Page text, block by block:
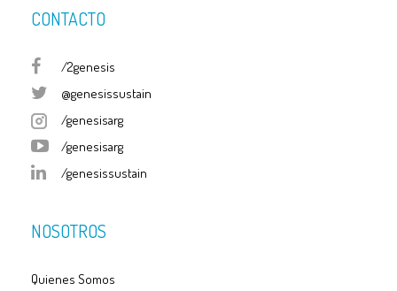
CONTACTO
/2genesis
@genesissustain
/genesisarg
/genesisarg
/genesissustain
NOSOTROS
Quienes Somos